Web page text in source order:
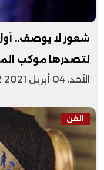
شعور لا يوصف..
لتصدرها موكب
الأحد، 04 أبريل 2021 07:12 م
الفن